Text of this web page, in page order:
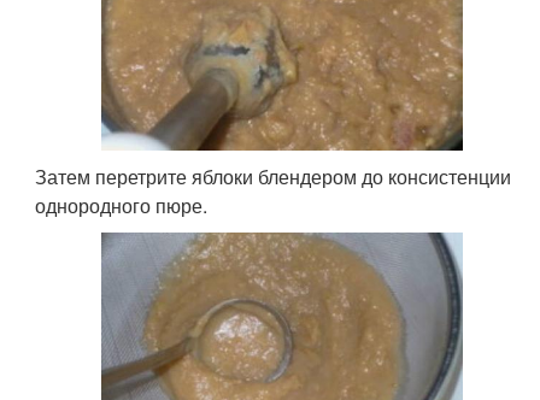
Затем перетрите яблоки блендером до консистенции
однородного пюре.